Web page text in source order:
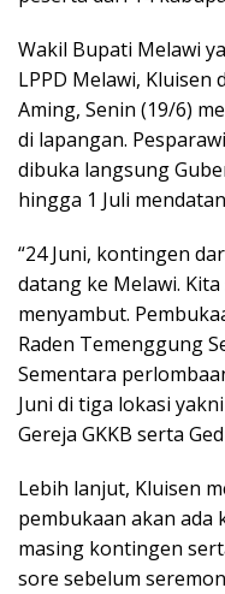
Wakil Bupati Melawi
LPPD Melawi,
Aming, Senin (19/6)
di lapangan.
dibuka langsung
hingga 1 Juli
“24 Juni, kontingen
datang ke Melawi.
menyambut.
Raden Temenggung
Sementara
Juni di tiga lokasi
Gereja GKKB serta
Lebih lanjut, Kluisen
pembukaan akan ada
masing kontingen
sore sebelum